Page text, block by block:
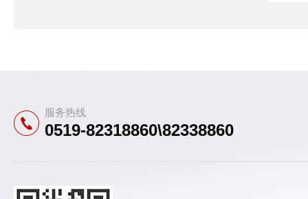
服务热线
0519-82318860\82338860